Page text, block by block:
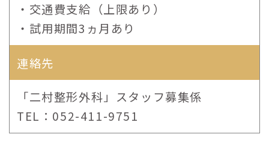
・交通費支給（上限あり）
・試用期間3ヵ月あり
連絡先
「二村整形外科」スタッフ募集係
TEL：052-411-9751